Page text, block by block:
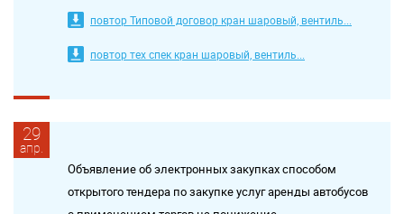
повтор Типовой договор кран шаровый, вентиль...
повтор тех спек кран шаровый, вентиль...
29
апр.
Объявление об электронных закупках способом
открытого тендера по закупке услуг аренды автобусов